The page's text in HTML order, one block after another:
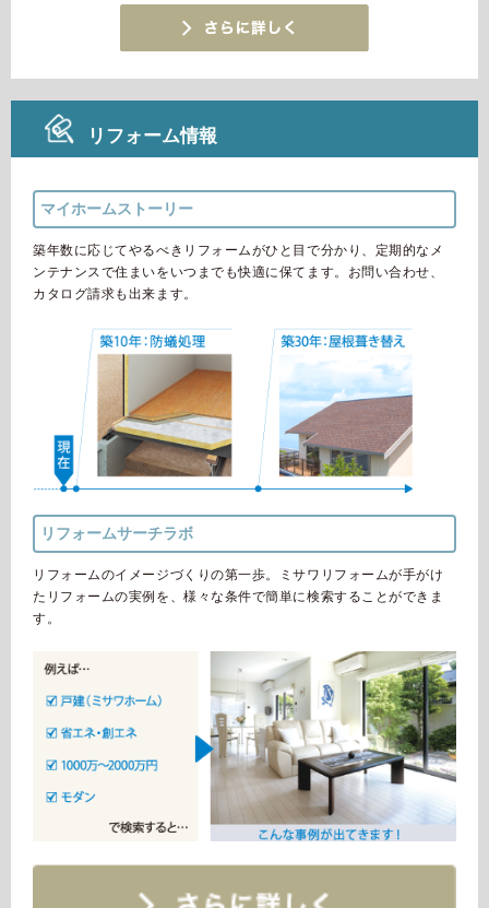
リフォーム情報
マイホームストーリー
築年数に応じてやるべきリフォームがひと目で分かり、定期的なメ
ンテナンスで住まいをいつまでも快適に保てます。お問い合わせ、
カタログ請求も出来ます。
リフォームサーチラボ
リフォームのイメージづくりの第一歩。ミサワリフォームが手がけ
たリフォームの実例を、様々な条件で簡単に検索することができま
す。